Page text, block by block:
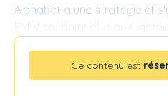
Alphabet a une stratégie et
BMW souhaite plus que jamais
Ce contenu est